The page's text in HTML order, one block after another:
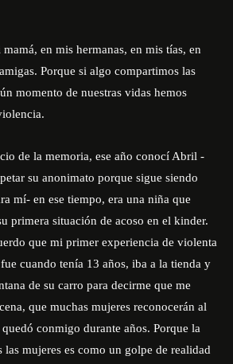
en mis hermanas, en mis tías, en
Porque si algo compartimos las
momento de nuestras vidas hemos
de la memoria, ese año conocí Abril -
su anonimato porque sigue siendo
mí- en ese tiempo, era una niña que
primera situación de acoso en el kinder.
que mi primer experiencia de violenta
cuando tenía 13 años, iba a la tienda y
de su carro para decirme que me
que muchas mujeres reconocerán al
quedó conmigo durante años. Porque la
mujeres es como un golpe de realidad